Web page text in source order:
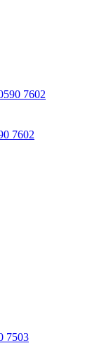
7602